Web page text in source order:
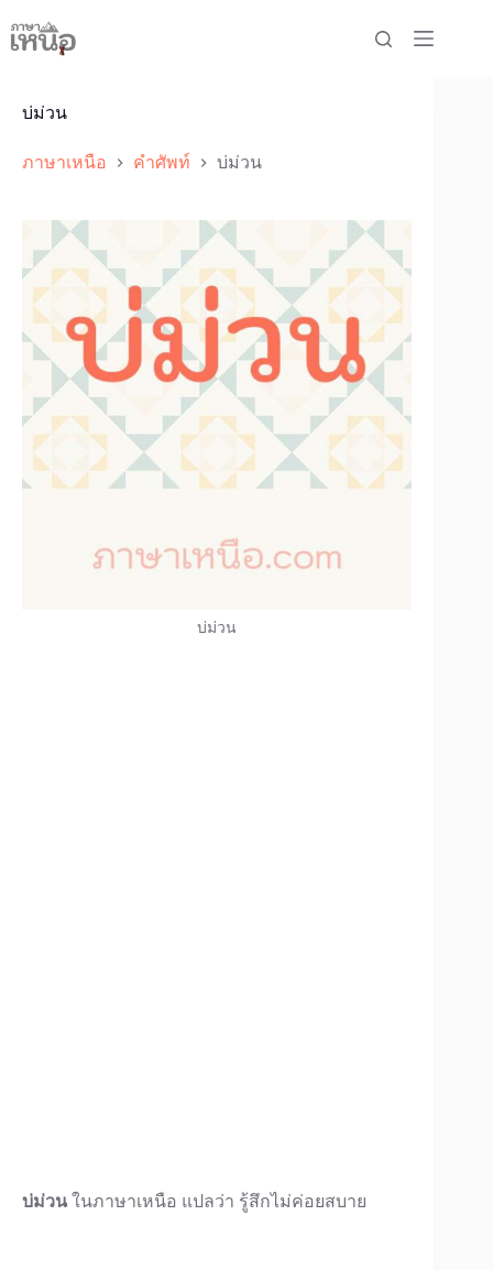
to
content
บ่ม่วน
ภาษาเหนือ คำศัพท์ บ่ม่วน
บ่ม่วน
บ่ม่วน ในภาษาเหนือ แปลว่า รู้สึกไม่ค่อยสบาย